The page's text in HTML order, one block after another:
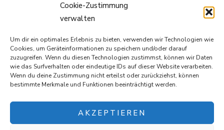
Cookie-Zustimmung
verwalten
Um dir ein optimales Erlebnis zu bieten, verwenden wir Technologien wie
Cookies, um Geräteinformationen zu speichern und/oder darauf
zuzugreifen. Wenn du diesen Technologien zustimmst, können wir Daten
wie das Surfverhalten oder eindeutige IDs auf dieser Website verarbeiten.
Wenn du deine Zustimmung nicht erteilst oder zurückziehst, können
bestimmte Merkmale und Funktionen beeinträchtigt werden.
AKZEPTIEREN
Hundefreunde in Bayern e.V.
Markus Willi Ebert
97711 Maßbach
+49 172 85 64 937
Hundefreundeinbayern@web.de